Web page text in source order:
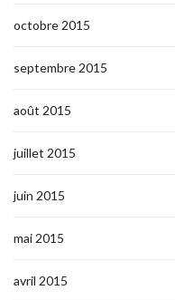
octobre 2015
septembre 2015
août 2015
juillet 2015
juin 2015
mai 2015
avril 2015